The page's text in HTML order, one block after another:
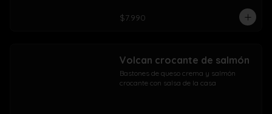
$7.990
Volcan crocante de salmón
Bastones de queso crema y salmón
crocante con salsa de la casa